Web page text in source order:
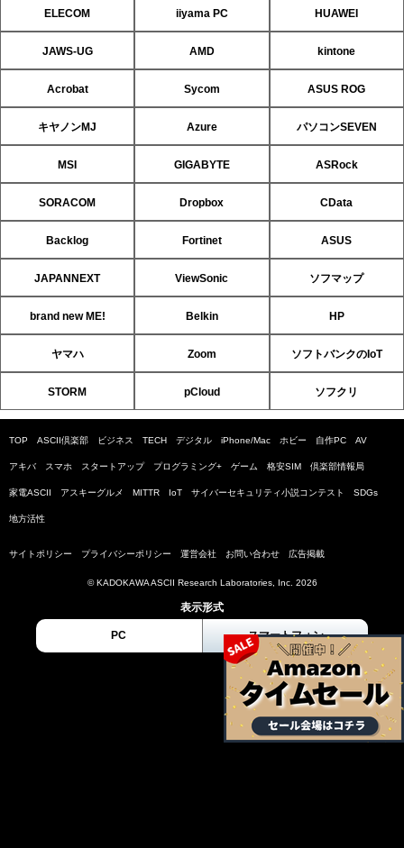
ELECOM iiyama PC HUAWEI
JAWS-UG AMD kintone
Acrobat Sycom ASUS ROG
キヤノンMJ Azure パソコンSEVEN
MSI GIGABYTE ASRock
SORACOM Dropbox CData
Backlog Fortinet ASUS
JAPANNEXT ViewSonic ソフマップ
brand new ME! Belkin HP
ヤマハ Zoom ソフトバンクのIoT
STORM pCloud ソフクリ
TOP ASCII倶楽部 ビジネス TECH デジタル iPhone/Mac ホビー 自作PC AV
アキバ スマホ スタートアップ プログラミング+ ゲーム 格安SIM 倶楽部情報局
家電ASCII アスキーグルメ MITTR IoT サイバーセキュリティ小説コンテスト SDGs
地方活性
サイトポリシー プライバシーポリシー 運営会社 お問い合わせ 広告掲載
© KADOKAWA ASCII Research Laboratories, Inc. 2026
表示形式
PC スマートフォン